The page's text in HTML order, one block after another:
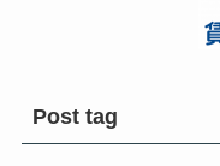
Post tag